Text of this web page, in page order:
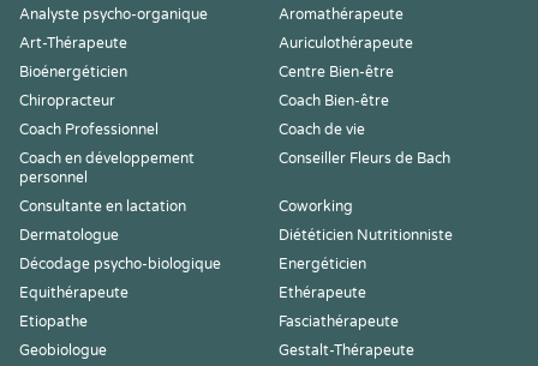
Analyste psycho-organique
Aromathérapeute
Art-Thérapeute
Auriculothérapeute
Bioénergéticien
Centre Bien-être
Chiropracteur
Coach Bien-être
Coach Professionnel
Coach de vie
Coach en développement
personnel
Conseiller Fleurs de Bach
Consultante en lactation
Coworking
Dermatologue
Diététicien Nutritionniste
Décodage psycho-biologique
Energéticien
Equithérapeute
Ethérapeute
Etiopathe
Fasciathérapeute
Geobiologue
Gestalt-Thérapeute